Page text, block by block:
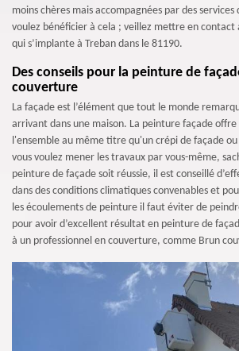
moins chères mais accompagnées par des
voulez bénéficier à cela ; veillez mettre en contact
qui s’implante à Treban dans le 81190.
Des conseils pour la peinture de
couverture
La façade est l’élément que tout le monde
arrivant dans une maison. La peinture façade
l'ensemble au même titre qu'un crépi de façade
vous voulez mener les travaux par vous-même,
peinture de façade soit réussie, il est conseillé
dans des conditions climatiques convenables et
les écoulements de peinture il faut éviter de
pour avoir d’excellent résultat en peinture de
à un professionnel en couverture, comme Brun